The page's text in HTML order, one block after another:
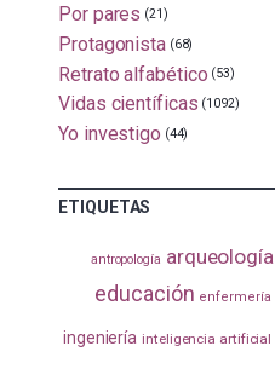
Por pares (21)
Protagonista (68)
Retrato alfabético (53)
Vidas científicas (1092)
Yo investigo (44)
ETIQUETAS
antropología arqueología
educación enfermería
ingeniería inteligencia artificial